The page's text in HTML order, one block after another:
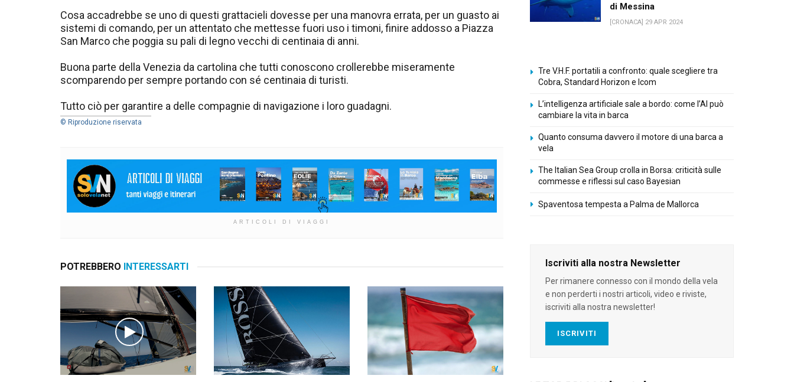
Cosa accadrebbe se uno di questi grattacieli dovesse per una manovra errata, per un guasto ai
sistemi di comando, per un attentato che mettesse fuori uso i timoni, finire addosso a Piazza
San Marco che poggia su pali di legno vecchi di centinaia di anni.
Buona parte della Venezia da cartolina che tutti conoscono crollerebbe miseramente
scomparendo per sempre portando con sé centinaia di turisti.
Tutto ciò per garantire a delle compagnie di navigazione i loro guadagni.
© Riproduzione riservata
ARTICOLI DI VIAGGI
POTREBBERO INTERESSARTI
di Messina
[CRONACA] 29 APR 2024
Tre V.H.F. portatili a confronto: quale scegliere tra
Cobra, Standard Horizon e Icom
L’intelligenza artificiale sale a bordo: come l’AI può
cambiare la vita in barca
Quanto consuma davvero il motore di una barca a
vela
The Italian Sea Group crolla in Borsa: criticità sulle
commesse e riflessi sul caso Bayesian
Spaventosa tempesta a Palma de Mallorca
Iscriviti alla nostra Newsletter
Per rimanere connesso con il mondo della vela
e non perderti i nostri articoli, video e riviste,
iscriviti alla nostra newsletter!
ISCRIVITI